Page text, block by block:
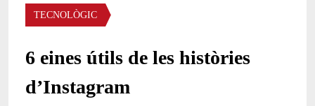
Àmbit de la notícia
TECNOLÒGIC
6 eines útils de les històries
d’Instagram